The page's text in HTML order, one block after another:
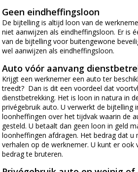
Geen eindheffingsloon
De bijtelling is altijd loon van de
niet aanwijzen als eindheffingsloon. Er is
van de bijtelling voor buitengewone
wel aanwijzen als eindheffingsloon.
Auto vóór aanvang
Krijgt een werknemer een auto ter
treedt? Dan is dit een voordeel dat
dienstbetrekking. Het is loon in natura in
privégebruik auto. U verwerkt de bijtelling
loonheffingen over het tijdvak waarin de
gesteld. U betaalt dan geen loon in geld
loonheffingen afdragen. Het bedrag dat u
verhalen op de werknemer. U kunt er ook
bedrag te bruteren.